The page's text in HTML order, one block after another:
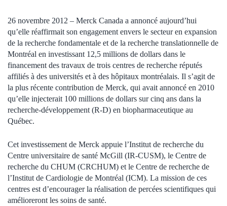
26 novembre 2012 – Merck Canada a annoncé aujourd’hui
qu’elle réaffirmait son engagement envers le secteur en expansion
de la recherche fondamentale et de la recherche translationnelle de
Montréal en investissant 12,5 millions de dollars dans le
financement des travaux de trois centres de recherche réputés
affiliés à des universités et à des hôpitaux montréalais. Il s’agit de
la plus récente contribution de Merck, qui avait annoncé en 2010
qu’elle injecterait 100 millions de dollars sur cinq ans dans la
recherche-développement (R-D) en biopharmaceutique au
Québec.
Cet investissement de Merck appuie l’Institut de recherche du
Centre universitaire de santé McGill (IR-CUSM), le Centre de
recherche du CHUM (CRCHUM) et le Centre de recherche de
l’Institut de Cardiologie de Montréal (ICM). La mission de ces
centres est d’encourager la réalisation de percées scientifiques qui
amélioreront les soins de santé.